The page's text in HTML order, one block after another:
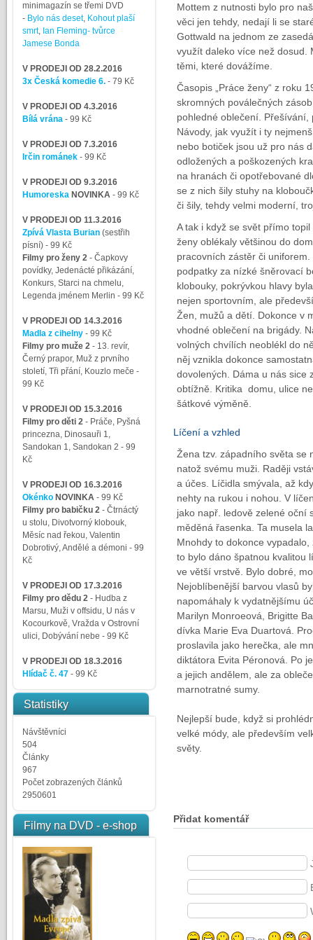
minimagazín se třemi DVD
- Bylo nás deset, Kohout plaší
smrt, Ian Fleming- tvůrce
Jamese Bonda
V PRODEJI OD 28.2.2016
3x Česká komedie 6. - 79 Kč
V PRODEJI OD 4.3.2016
Bílá vrána- 99 Kč
V PRODEJI OD 7.3.2016
Irčin románek - 99 Kč
V PRODEJI OD 9.3.2016
HumoreskaNOVINKA - 99 Kč
V PRODEJI OD 11.3.2016
Zpívá Vlasta Burian (sestřih
písní) - 99 Kč
Filmy pro ženy 2- Čapkovy
povídky, Jedenácté přikázání,
Konkurs, Starci na chmelu,
Legenda jménem Merlin - 99 Kč
V PRODEJI OD 14.3.2016
Madla z cihelny - 99 Kč
Filmy pro muže 2- 13. revír,
Černý prapor, Muž z prvního
století, Tři přání, Kouzlo meče -
99 Kč
V PRODEJI OD 15.3.2016
Filmy pro děti 2- Práče, Pyšná
princezna, Dinosauři 1,
Sandokan 1, Sandokan 2 - 99
Kč
V PRODEJI OD 16.3.2016
Okénko NOVINKA - 99 Kč
Filmy pro babičku 2- Čtrnáctý
u stolu, Divotvorný klobouk,
Měsíc nad řekou, Valentin
Dobrotivý, Andělé a démoni - 99
Kč
V PRODEJI OD 17.3.2016
Filmy pro dědu 2- Hudba z
Marsu, Muži v offsidu, U nás v
Kocourkově, Vražda v Ostrovní
ulici, Dobývání nebe - 99 Kč
V PRODEJI OD 18.3.2016
Hlídač č. 47- 99 Kč
Statistiky
Návštěvníci
504
Články
967
Počet zobrazených článků
2950601
Filmy na DVD - e-shop
Mottem z nutnosti bylo pro
věci jen tehdy, nedají li se
Gottwald na jednom ze
využít daleko více než dosud.
těmi, které dovážíme.
Časopis „Práce ženy“ z roku
skromných poválečných
pohledné oblečení.
Návody, jak využít i ty
nebo botiček jsou už pro nás
odložených a poškozených
na hranách či opotřebované
se z nich šily stuhy na
či šily, tehdy velmi moderní,
A tak i když se svět přímo
ženy oblékaly většinou do
pracovních zástěr či
podpatky za nízké šněrovací
klobouky, pokrývkou hlavy
nejen sportovním, ale
Žen, mužů a dětí. Dokonce v
vhodné oblečení na brigády.
volných chvílích neoblékl do
něj vznikla dokonce
dovolených. Dáma u nás sice
obtížně. Kritika domu, ulice
šátkové výměně.
Líčení a vzhled
Žena tzv. západního světa se
natož svému muži. Raději
a účes. Líčidla smývala, až
nehty na rukou i nohou. V
jako např. ledově zelené oční
měděná řasenka. Ta musela
Mnohdy to dokonce
to bylo dáno špatnou kvalitou
ve větší vrstvě. Bylo dobré,
Nejoblíbenější barvou vlasů
napomáhaly k vydatnějšímu
Marilyn Monroeová, Brigitte
dívka Marie Eva Duartová.
proslavila jako herečka, ale
diktátora Evita Péronová. Po
a jejich andělem, ale za
marnotratné sumy.
Nejlepší bude, když si
velké módy, ale především
světy.
Přidat komentář